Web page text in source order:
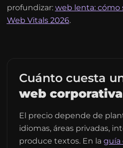
profundizar: web lenta: cómo
Web Vitals 2026.
Cuánto cuesta
web corporativa
El precio depende de
idiomas, áreas privadas,
produce textos. En la guía